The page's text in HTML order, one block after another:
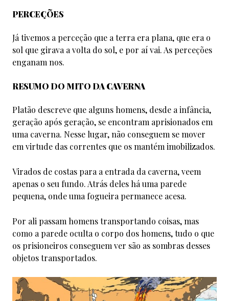
PERCEÇÕES
Já tivemos a perceção que a terra era plana, que era o
sol que girava a volta do sol, e por aí vai. As perceções
enganam nos.
RESUMO DO MITO DA CAVERNA
Platão descreve que alguns homens, desde a infância,
geração após geração, se encontram aprisionados em
uma caverna. Nesse lugar, não conseguem se mover
em virtude das correntes que os mantém imobilizados.
Virados de costas para a entrada da caverna, veem
apenas o seu fundo. Atrás deles há uma parede
pequena, onde uma fogueira permanece acesa.
Por ali passam homens transportando coisas, mas
como a parede oculta o corpo dos homens, tudo o que
os prisioneiros conseguem ver são as sombras desses
objetos transportados.